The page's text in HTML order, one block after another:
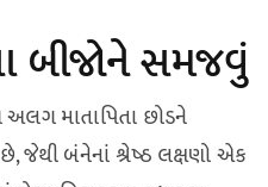
બીજોને સમજવું
માતાપિતા છોડને
જેથી બંનેનાં શ્રેષ્ઠ લક્ષણો એક